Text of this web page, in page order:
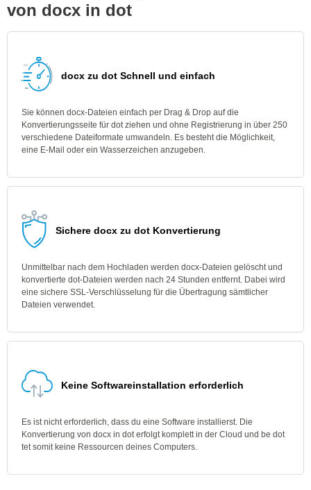
von docx in dot
docx zu dot Schnell und einfach
Sie können docx-Dateien einfach per Drag & Drop auf die
Konvertierungsseite für dot ziehen und ohne Registrierung in über 250
verschiedene Dateiformate umwandeln. Es besteht die Möglichkeit,
eine E-Mail oder ein Wasserzeichen anzugeben.
Sichere docx zu dot Konvertierung
Unmittelbar nach dem Hochladen werden docx-Dateien gelöscht und
konvertierte dot-Dateien werden nach 24 Stunden entfernt. Dabei wird
eine sichere SSL-Verschlüsselung für die Übertragung sämtlicher
Dateien verwendet.
Keine Softwareinstallation erforderlich
Es ist nicht erforderlich, dass du eine Software installierst. Die
Konvertierung von docx in dot erfolgt komplett in der Cloud und be dot
tet somit keine Ressourcen deines Computers.